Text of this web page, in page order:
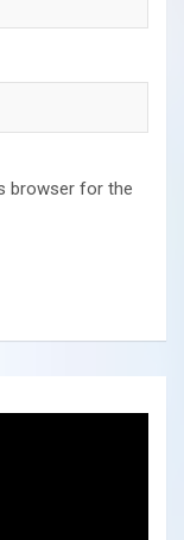
browser for the